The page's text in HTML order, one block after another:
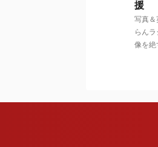
援
写真
らん
像を絶